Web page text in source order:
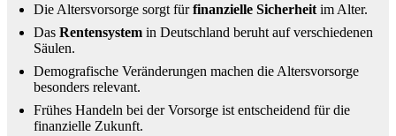
Die Altersvorsorge sorgt fürfinanzielle Sicherheit im Alter.
Das Rentensystem in Deutschland beruht auf verschiedenen
Säulen.
Demografische Veränderungen machen die Altersvorsorge
besonders relevant.
Frühes Handeln bei der Vorsorge ist entscheidend für die
finanzielle Zukunft.